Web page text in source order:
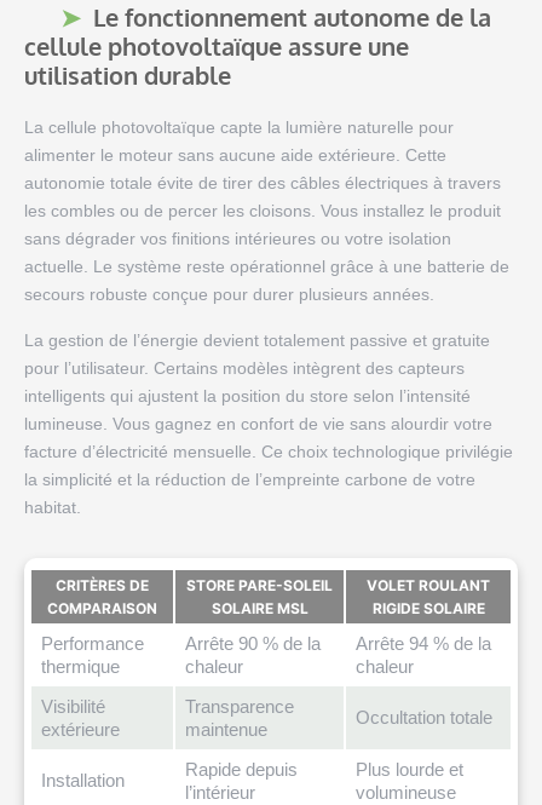
Le fonctionnement autonome de la
cellule photovoltaïque assure une
utilisation durable
La cellule photovoltaïque capte la lumière naturelle pour
alimenter le moteur sans aucune aide extérieure. Cette
autonomie totale évite de tirer des câbles électriques à travers
les combles ou de percer les cloisons. Vous installez le produit
sans dégrader vos finitions intérieures ou votre isolation
actuelle. Le système reste opérationnel grâce à une batterie de
secours robuste conçue pour durer plusieurs années.
La gestion de l’énergie devient totalement passive et gratuite
pour l’utilisateur. Certains modèles intègrent des capteurs
intelligents qui ajustent la position du store selon l’intensité
lumineuse. Vous gagnez en confort de vie sans alourdir votre
facture d’électricité mensuelle. Ce choix technologique privilégie
la simplicité et la réduction de l’empreinte carbone de votre
habitat.
CRITÈRES DE
COMPARAISON
STORE PARE-SOLEIL
SOLAIRE MSL
VOLET ROULANT
RIGIDE SOLAIRE
Performance
thermique
Arrête 90 % de la
chaleur
Arrête 94 % de la
chaleur
Visibilité
extérieure
Transparence
maintenue
Occultation totale
Installation
Rapide depuis
l’intérieur
Plus lourde et
volumineuse